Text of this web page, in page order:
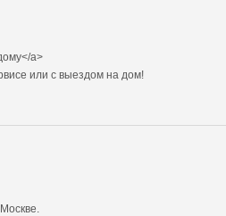
a>
или с выездом на дом!